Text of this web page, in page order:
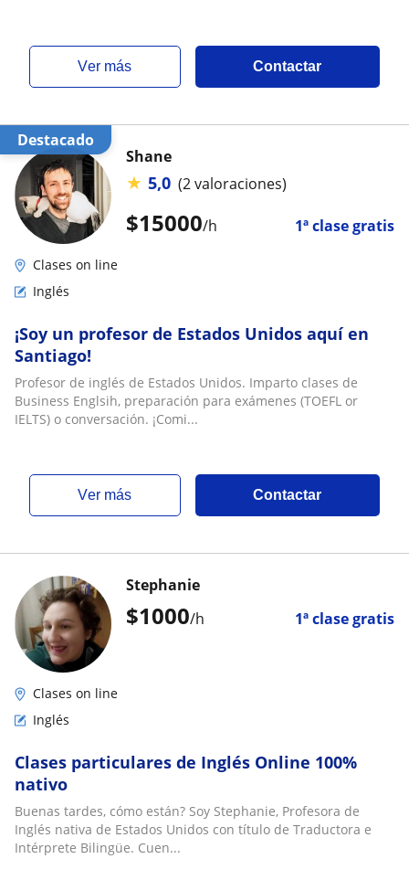
ver más Contactar
Destacado
$15000/h 1ª clase gratis
Shane
★ 5,0 (2 valoraciones)
Clases on line
Inglés
¡Soy un profesor de Estados Unidos aquí en
Santiago!
Profesor de inglés de Estados Unidos. Imparto clases de
Business Englsih, preparación para exámenes (TOEFL or
IELTS) o conversación. ¡Comi...
ver más Contactar
$1000/h 1ª clase gratis
Stephanie
Clases on line
Inglés
Clases particulares de Inglés Online 100%
nativo
Buenas tardes, cómo están? Soy Stephanie, Profesora de
Inglés nativa de Estados Unidos con título de Traductora e
Intérprete Bilingüe. Cuen...